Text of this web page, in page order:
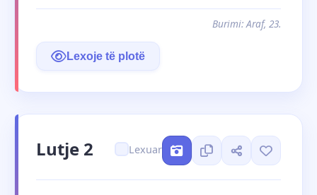
Burimi: Araf, 23.
Lexoje të plotë
Lutje 2 Lexuar